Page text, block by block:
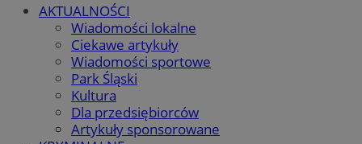
AKTUALNOŚCI
Wiadomości lokalne
Ciekawe artykuły
Wiadomości sportowe
Park Śląski
Kultura
Dla przedsiębiorców
Artykuły sponsorowane